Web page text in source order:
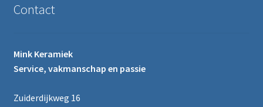
Contact
Mink Keramiek
Service, vakmanschap en passie
Zuiderdijkweg 16